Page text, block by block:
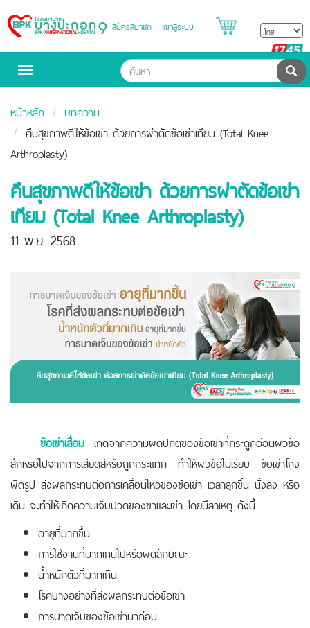
Bangpakok
Hospital
สมัครสมาชิก เข้าสู่ระบบ
Toggle
ค้น
หน้าหลัก
บทความ
คืนสุขภาพดีให้ข้อเข่า ด้วยการผ่าตัดข้อเข่าเทียม (Total Knee
Arthroplasty)
คืนสุขภาพดีให้ข้อเข่า ด้วยการผ่าตัดข้อเข่า
เทียม (Total Knee Arthroplasty)
11 พ.ย. 2568
ข้อเข่าเสื่อมเกิดจากความผิดปกติของข้อเข่าที่กระดูกอ่อนผิวข้อ
สึกหรอไปจากการเสียดสีหรือถูกกระแทก ทำให้ผิวข้อไม่เรียบ ข้อเข่าโก่ง
ผิดรูป ส่งผลกระทบต่อการเคลื่อนไหวของข้อเข่า เวลาลุกขึ้น นั่งลง หรือ
เดิน จะทำให้เกิดความเจ็บปวดของขาและเข่า โดยมีสาเหตุ ดังนี้
อายุที่มากขึ้น
การใช้งานที่มากเกินไปหรือผิดลักษณะ
น้ำหนักตัวที่มากเกิน
โรคบางอย่างที่ส่งผลกระทบต่อข้อเข่า
การบาดเจ็บของข้อเข่ามาก่อน